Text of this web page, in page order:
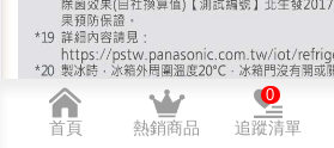
首頁 熱銷商品 追蹤清單
0